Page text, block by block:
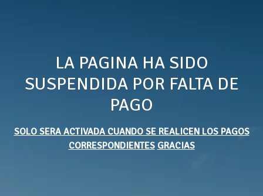
LA PAGINA HA SIDO
SUSPENDIDA POR FALTA DE
PAGO
SOLO SERA ACTIVADA CUANDO SE REALICEN LOS PAGOS
CORRESPONDIENTES GRACIAS